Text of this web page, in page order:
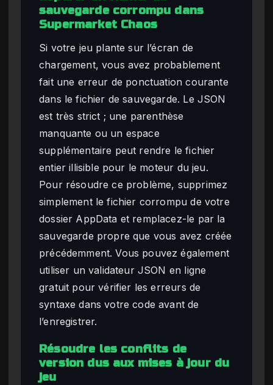
sauvegarde corrompu dans
Supermarket Chaos
Si votre jeu plante sur l’écran de
chargement, vous avez probablement
fait une erreur de ponctuation courante
dans le fichier de sauvegarde. Le JSON
est très strict ; une parenthèse
manquante ou un espace
supplémentaire peut rendre le fichier
entier illisible pour le moteur du jeu.
Pour résoudre ce problème, supprimez
simplement le fichier corrompu de votre
dossier AppData et remplacez-le par la
sauvegarde propre que vous avez créée
précédemment. Vous pouvez également
utiliser un validateur JSON en ligne
gratuit pour vérifier les erreurs de
syntaxe dans votre code avant de
l’enregistrer.
Résoudre les conflits de
version dus aux mises à jour du
jeu